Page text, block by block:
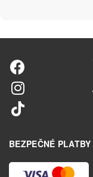
BEZPEČNÉ PLATBY